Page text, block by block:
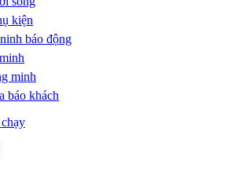
kiện
báo động
minh
báo khách